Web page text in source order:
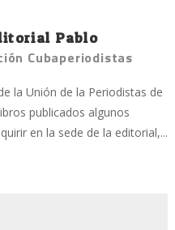
Pablo
Cubaperiodistas
la Unión de la Periodistas de
publicados algunos
en la sede de la editorial,...